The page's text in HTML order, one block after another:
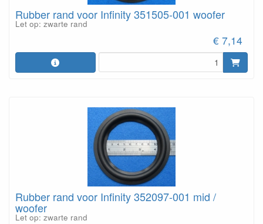
Rubber rand voor Infinity 351505-001 woofer
Let op: zwarte rand
€ 7,14
Rubber rand voor Infinity 352097-001 mid /
woofer
Let op: zwarte rand